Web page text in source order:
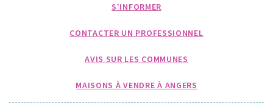
S'INFORMER
CONTACTER UN PROFESSIONNEL
AVIS SUR LES COMMUNES
MAISONS À VENDRE À ANGERS